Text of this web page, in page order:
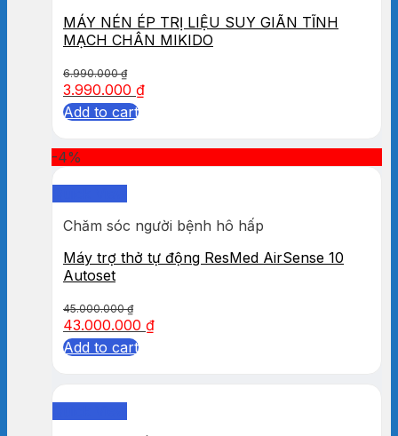
MÁY NÉN ÉP TRỊ LIỆU SUY GIÃN TĨNH
MẠCH CHÂN MIKIDO
6.990.000₫
3.990.000 ₫
Add to cart
-4%
Chăm sóc người bệnh hô hấp
Máy trợ thở tự động ResMed AirSense 10
Autoset
45.000.000₫
43.000.000 ₫
Add to cart